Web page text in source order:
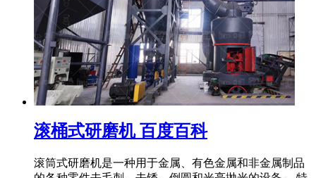
滚桶式研磨机 百度百科
滚筒式研磨机‌是一种用于金属、有色金属和非金属制品